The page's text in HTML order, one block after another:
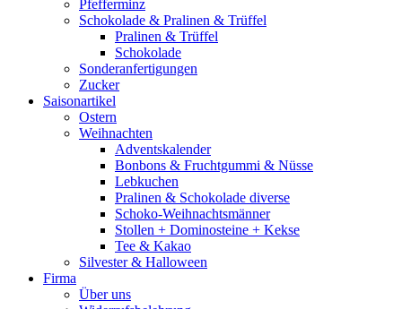
Pfefferminz
Schokolade & Pralinen & Trüffel
Pralinen & Trüffel
Schokolade
Sonderanfertigungen
Zucker
Saisonartikel
Ostern
Weihnachten
Adventskalender
Bonbons & Fruchtgummi & Nüsse
Lebkuchen
Pralinen & Schokolade diverse
Schoko-Weihnachtsmänner
Stollen + Dominosteine + Kekse
Tee & Kakao
Silvester & Halloween
Firma
Über uns